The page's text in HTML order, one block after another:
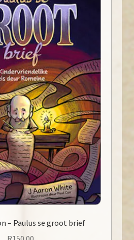
– Paulus se groot brief